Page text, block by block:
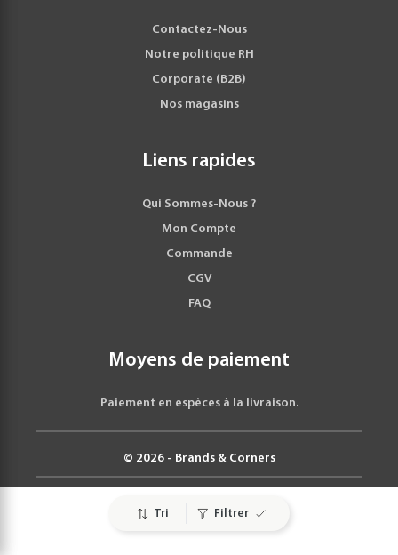
Tri Filtrer
Contactez-Nous
Notre politique RH
Corporate (B2B)
Nos magasins
Liens rapides
Qui Sommes-Nous ?
Mon Compte
Commande
CGV
FAQ
Moyens de paiement
Paiement en espèces à la livraison.
© 2026 - Brands & Corners